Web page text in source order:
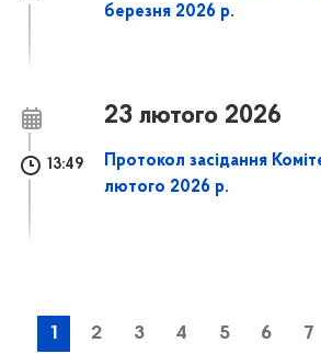
березня 2026 р.
23 лютого 2026
13:49
Протокол засідання
лютого 2026 р.
1 2 3 4 5 6 7